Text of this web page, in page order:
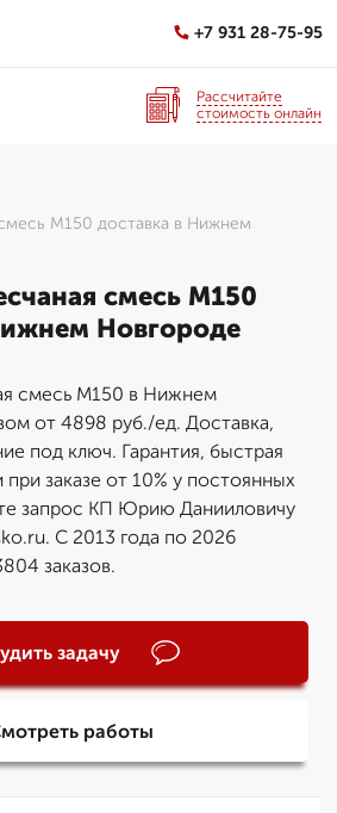
+7 931 28-75-95
Рассчитайте
стоимость онлайн
М150 доставка в Нижнем
смесь М150
Новгороде
смесь М150 в Нижнем
от 4898 руб./ед. Доставка,
под ключ. Гарантия, быстрая
при заказе от 10% у постоянных
запрос КП Юрию Данииловичу
С 2013 года по 2026
заказов.
задачу
работы